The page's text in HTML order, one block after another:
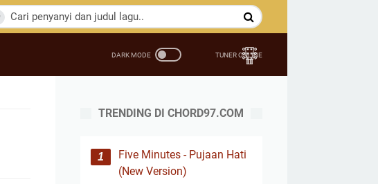
TRENDING DI CHORD97.COM
Five Minutes - Pujaan Hati
(New Version)